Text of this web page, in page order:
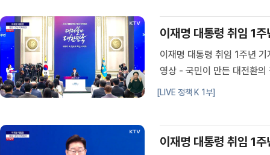
이재명 대통령 취임 1
이재명 대통령 취임 1주년
영상 - 국민이 만든 대전환
념사질의응답 - 민생·경제
[LIVE 정책 K 1부]
이재명 대통령 취임 1